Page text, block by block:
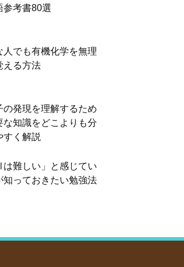
参考書80選
人でも有機化学を無理
える方法
の発現を理解するため
な知識をどこよりも分
すく解説
は難しい」と感じてい
知っておきたい勉強法